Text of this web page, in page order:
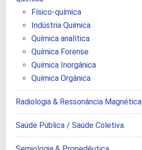
Físico-química
Indústria Química
Química analítica
Química Forense
Química Inorgânica
Química Orgânica
Radiologia & Ressonância Magnética
Saúde Pública / Saúde Coletiva